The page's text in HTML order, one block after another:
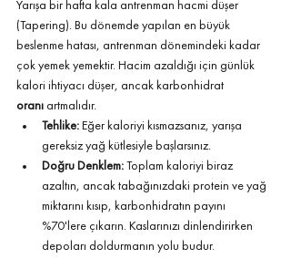
Yarışa bir hafta kala antrenman hacmi düşer
(Tapering). Bu dönemde yapılan en büyük
beslenme hatası, antrenman dönemindeki kadar
çok yemek yemektir. Hacim azaldığı için günlük
kalori ihtiyacı düşer, ancak karbonhidrat
oranı artmalıdır.
Tehlike: Eğer kaloriyi kısmazsanız, yarışa
gereksiz yağ kütlesiyle başlarsınız.
Doğru Denklem: Toplam kaloriyi biraz
azaltın, ancak tabağınızdaki protein ve yağ
miktarını kısıp, karbonhidratın payını
%70'lere çıkarın. Kaslarınızı dinlendirirken
depoları doldurmanın yolu budur.